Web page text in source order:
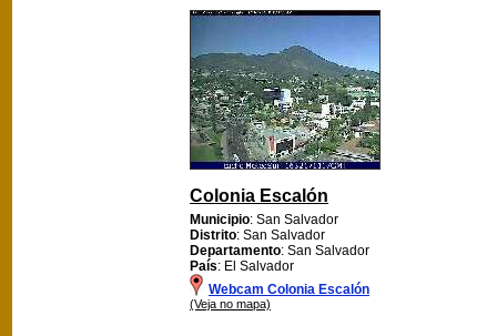
Colonia Escalón
Municipio: San Salvador
Distrito: San Salvador
Departamento: San Salvador
País: El Salvador
Webcam Colonia Escalón
(Veja no mapa)